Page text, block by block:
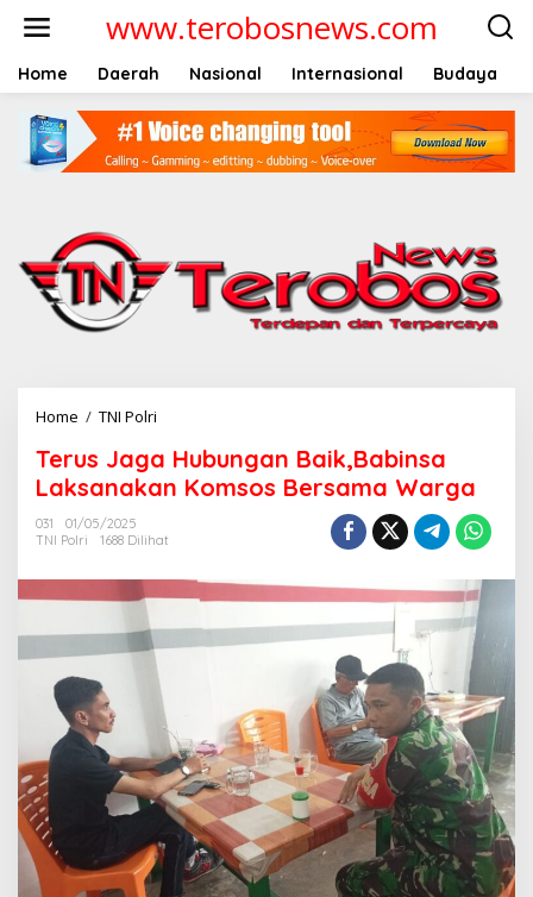
t
www.terobosnews.com
Home Daerah Nasional Internasional Budaya
Home / TNI Polri
r
u
s
a
u
b
u
n
g
n
B
a
k
,
B
Terus Jaga Hubungan Baik,Babinsa
Laksanakan Komsos Bersama Warga
031
01/05/2025
TNI Polri
1688 Dilihat